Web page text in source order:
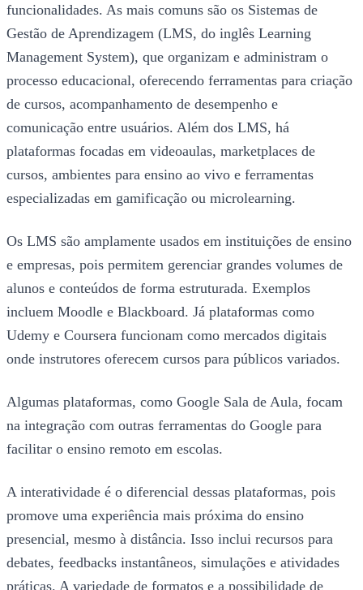
funcionalidades. As mais comuns são os Sistemas de
Gestão de Aprendizagem (LMS, do inglês Learning
Management System), que organizam e administram o
processo educacional, oferecendo ferramentas para criação
de cursos, acompanhamento de desempenho e
comunicação entre usuários. Além dos LMS, há
plataformas focadas em videoaulas, marketplaces de
cursos, ambientes para ensino ao vivo e ferramentas
especializadas em gamificação ou microlearning.
Os LMS são amplamente usados em instituições de ensino
e empresas, pois permitem gerenciar grandes volumes de
alunos e conteúdos de forma estruturada. Exemplos
incluem Moodle e Blackboard. Já plataformas como
Udemy e Coursera funcionam como mercados digitais
onde instrutores oferecem cursos para públicos variados.
Algumas plataformas, como Google Sala de Aula, focam
na integração com outras ferramentas do Google para
facilitar o ensino remoto em escolas.
A interatividade é o diferencial dessas plataformas, pois
promove uma experiência mais próxima do ensino
presencial, mesmo à distância. Isso inclui recursos para
debates, feedbacks instantâneos, simulações e atividades
práticas. A variedade de formatos e a possibilidade de